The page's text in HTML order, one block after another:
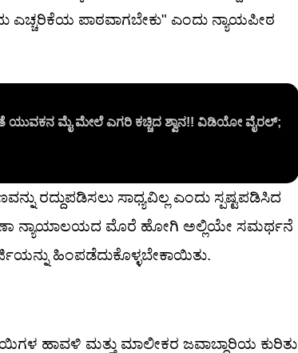
ಎಚ್ಚರಿಕೆಯ ಪಾಠವಾಗಬೇಕು" ಎಂದು ನ್ಯಾಯಪೀಠ
ಯುವಕನ ಮೈ ಮೇಲೆ ಎಗರಿ ಕಚ್ಚಿದ ಶ್ವಾನ!! ವಿಡಿಯೋ ವೈರಲ್;
ರದ್ದುಪಡಿಸಲು ಸಾಧ್ಯವಿಲ್ಲ ಎಂದು ಸ್ಪಷ್ಟಪಡಿಸಿದ
ನ್ಯಾಯಾಲಯದ ಮೊರೆ ಹೋಗಿ ಅಲ್ಲಿಯೇ ಸಮರ್ಥನೆ
ಹಿಂಪಡೆದುಕೊಳ್ಳಬೇಕಾಯಿತು.
ಹಾವಳಿ ಮತ್ತು ಮಾಲೀಕರ ಜವಾಬ್ದಾರಿಯ ಕುರಿತು